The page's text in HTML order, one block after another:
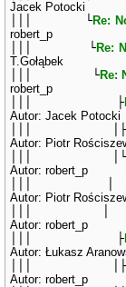
Jacek Potocki
│││ └Re:
robert_p
│││ └Re:
T.Gołąbek
│││ └Re:
robert_p
│││ ├
Autor: Jacek Potocki
│││ │├
Autor: Piotr
│││ │└
Autor: robert_p
│││ │
Autor: Piotr
│││ │
Autor: robert_p
│││ ├
Autor: Łukasz
│││ │├
Autor: robert_p